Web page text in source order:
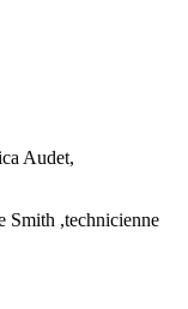
Audet,
Smith ,technicienne